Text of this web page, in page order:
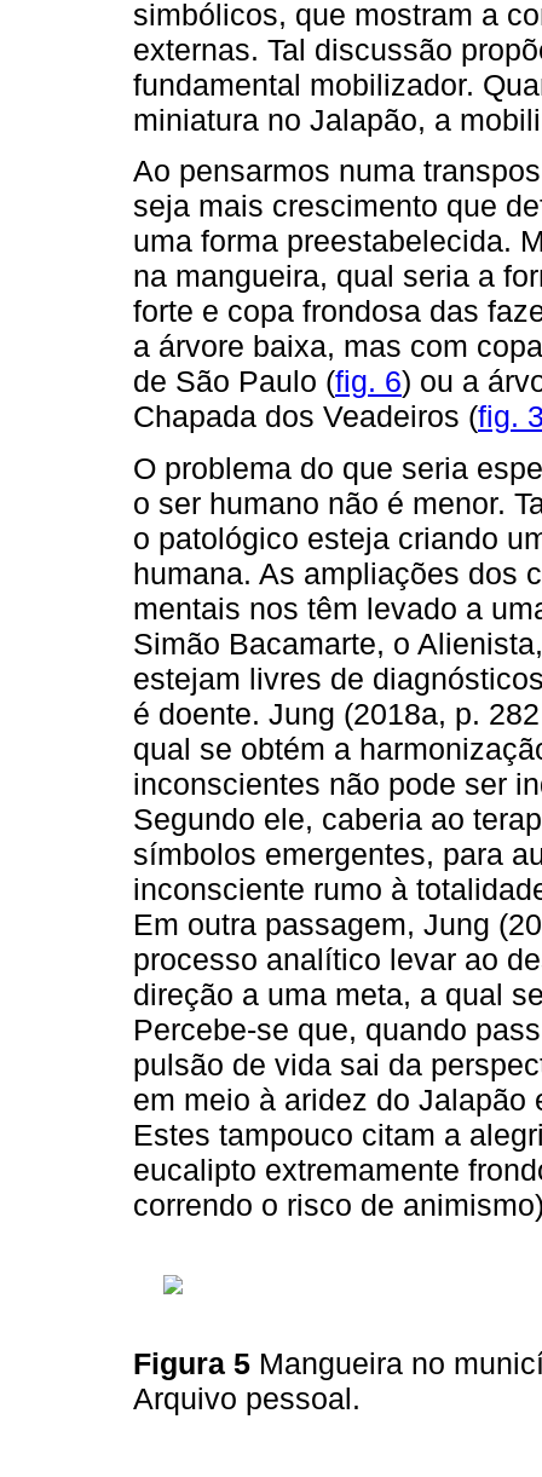
simbólicos, que mostram a
externas. Tal discussão
fundamental mobilizador.
miniatura no Jalapão, a
Ao pensarmos numa
seja mais crescimento que
uma forma preestabelecida.
na mangueira, qual seria a
forte e copa frondosa das
a árvore baixa, mas com
de São Paulo (fig. 6) ou a
Chapada dos Veadeiros (fig.
O problema do que seria
o ser humano não é menor.
o patológico esteja criando
humana. As ampliações dos
mentais nos têm levado a
Simão Bacamarte, o
estejam livres de
é doente. Jung (2018a, p.
qual se obtém a
inconscientes não pode ser
Segundo ele, caberia ao
símbolos emergentes, para
inconsciente rumo à
Em outra passagem, Jung
processo analítico levar ao
direção a uma meta, a qual
Percebe-se que, quando
pulsão de vida sai da
em meio à aridez do
Estes tampouco citam a
eucalipto extremamente
correndo o risco de
Figura 5 Mangueira no
Arquivo pessoal.